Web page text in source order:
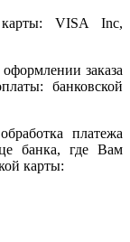
VISA Inc,
заказа
банковской
платежа
банка, где Вам
карты: